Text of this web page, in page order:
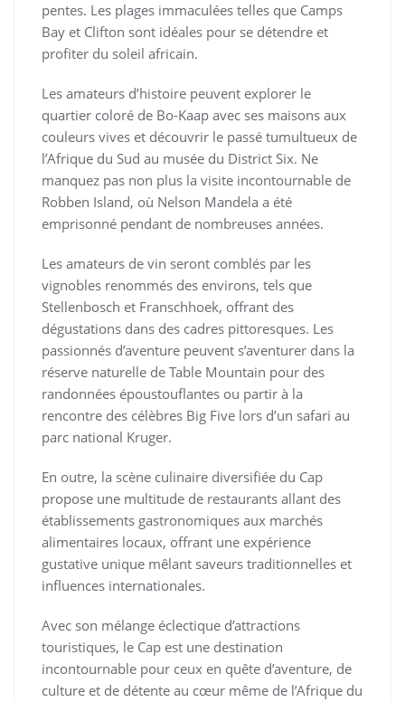
pentes. Les plages immaculées telles que Camps
Bay et Clifton sont idéales pour se détendre et
profiter du soleil africain.
Les amateurs d’histoire peuvent explorer le
quartier coloré de Bo-Kaap avec ses maisons aux
couleurs vives et découvrir le passé tumultueux de
l’Afrique du Sud au musée du District Six. Ne
manquez pas non plus la visite incontournable de
Robben Island, où Nelson Mandela a été
emprisonné pendant de nombreuses années.
Les amateurs de vin seront comblés par les
vignobles renommés des environs, tels que
Stellenbosch et Franschhoek, offrant des
dégustations dans des cadres pittoresques. Les
passionnés d’aventure peuvent s’aventurer dans la
réserve naturelle de Table Mountain pour des
randonnées époustouflantes ou partir à la
rencontre des célèbres Big Five lors d’un safari au
parc national Kruger.
En outre, la scène culinaire diversifiée du Cap
propose une multitude de restaurants allant des
établissements gastronomiques aux marchés
alimentaires locaux, offrant une expérience
gustative unique mêlant saveurs traditionnelles et
influences internationales.
Avec son mélange éclectique d’attractions
touristiques, le Cap est une destination
incontournable pour ceux en quête d’aventure, de
culture et de détente au cœur même de l’Afrique du